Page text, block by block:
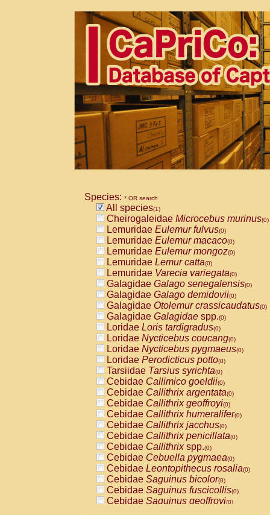
Species: * OR search
All species(1)
Cheirogaleidae Microcebus murinus(0)
Lemuridae Eulemur fulvus(0)
Lemuridae Eulemur macaco(0)
Lemuridae Eulemur mongoz(0)
Lemuridae Lemur catta(0)
Lemuridae Varecia variegata(0)
Galagidae Galago senegalensis(0)
Galagidae Galago demidovii(0)
Galagidae Otolemur crassicaudatus(0)
Galagidae Galagidae spp.(0)
Loridae Loris tardigradus(0)
Loridae Nycticebus coucang(0)
Loridae Nycticebus pygmaeus(0)
Loridae Perodicticus potto(0)
Tarsiidae Tarsius syrichta(0)
Cebidae Callimico goeldii(0)
Cebidae Callithrix argentata(0)
Cebidae Callithrix geoffroyi(0)
Cebidae Callithrix humeralifer(0)
Cebidae Callithrix jacchus(0)
Cebidae Callithrix penicillata(0)
Cebidae Callithrixspp.(0)
Cebidae Cebuella pygmaea(0)
Cebidae Leontopithecus rosalia(0)
Cebidae Saguinus bicolor(0)
Cebidae Saguinus fuscicollis(0)
Cebidae Saguinus geoffroyi(0)